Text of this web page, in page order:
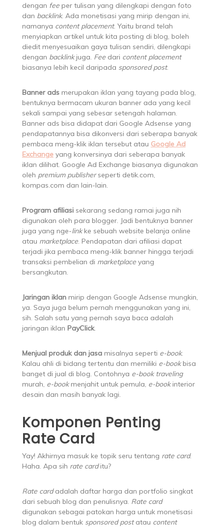
dengan fee per tulisan yang dilengkapi dengan foto
dan backlink. Ada monetisasi yang mirip dengan ini,
namanya content placement. Yaitu brand telah
menyiapkan artikel untuk kita posting di blog, boleh
diedit menyesuaikan gaya tulisan sendiri, dilengkapi
dengan backlinkjuga. Fee dari content placement
biasanya lebih kecil daripada sponsored post.
Banner adsmerupakan iklan yang tayang pada blog,
bentuknya bermacam ukuran banner ada yang kecil
sekali sampai yang sebesar setengah halaman.
Banner ads bisa didapat dari Google Adsense yang
pendapatannya bisa dikonversi dari seberapa banyak
pembaca meng-klik iklan tersebut atau Google Ad
Exchangeyang konversinya dari seberapa banyak
iklan dilihat. Google Ad Exchange biasanya digunakan
oleh premium publisherseperti detik.com,
kompas.com dan lain-lain.
Program afiliasisekarang sedang ramai juga nih
digunakan oleh para blogger. Jadi bentuknya banner
juga yang nge-linkke sebuah website belanja online
atau marketplace. Pendapatan dari afiliasi dapat
terjadi jika pembaca meng-klik banner hingga terjadi
transaksi pembelian di marketplace yang
bersangkutan.
Jaringan iklanmirip dengan Google Adsense mungkin,
ya. Saya juga belum pernah menggunakan yang ini,
sih. Salah satu yang pernah saya baca adalah
jaringan iklan PayClick.
Menjual produk dan jasa misalnya seperti e-book.
Kalau ahli di bidang tertentu dan memiliki e-bookbisa
banget di jual di blog. Contohnya e-book traveling
murah, e-bookmenjahit untuk pemula, e-bookinterior
desain dan masih banyak lagi.
Komponen Penting
Rate Card
Yay! Akhirnya masuk ke topik seru tentang rate card.
Haha. Apa sih rate carditu?
Rate cardadalah daftar harga dan portfolio singkat
dari sebuah blog dan penulisnya. Rate card
digunakan sebagai patokan harga untuk monetisasi
blog dalam bentuk sponsored postatau content